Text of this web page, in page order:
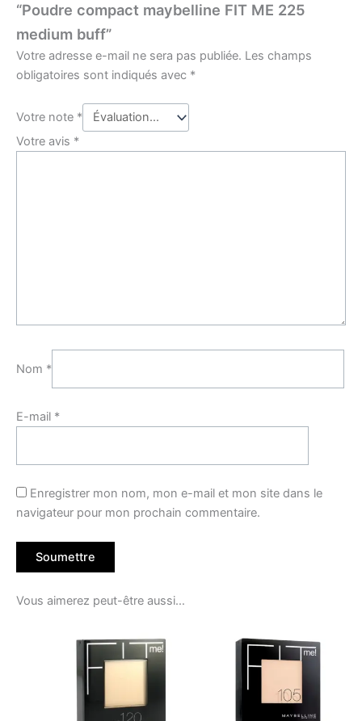
“Poudre compact maybelline FIT ME 225
medium buff”
Votre adresse e-mail ne sera pas publiée. Les champs
obligatoires sont indiqués avec *
Votre note *
Votre avis *
Nom *
E-mail *
Enregistrer mon nom, mon e-mail et mon site dans le
navigateur pour mon prochain commentaire.
Vous aimerez peut-être aussi…